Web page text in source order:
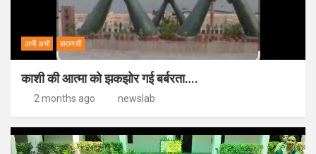
अभी अभी वाराणसी
काशी की आत्मा को झकझोर गई बर्बरता….
2 months ago newslab